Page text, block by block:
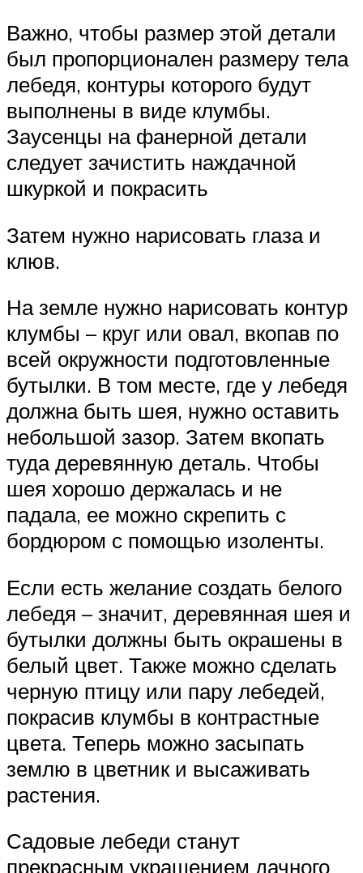
Важно, чтобы размер этой детали
был пропорционален размеру тела
лебедя, контуры которого будут
выполнены в виде клумбы.
Заусенцы на фанерной детали
следует зачистить наждачной
шкуркой и покрасить
Затем нужно нарисовать глаза и
клюв.
На земле нужно нарисовать контур
клумбы – круг или овал, вкопав по
всей окружности подготовленные
бутылки. В том месте, где у лебедя
должна быть шея, нужно оставить
небольшой зазор. Затем вкопать
туда деревянную деталь. Чтобы
шея хорошо держалась и не
падала, ее можно скрепить с
бордюром с помощью изоленты.
Если есть желание создать белого
лебедя – значит, деревянная шея и
бутылки должны быть окрашены в
белый цвет. Также можно сделать
черную птицу или пару лебедей,
покрасив клумбы в контрастные
цвета. Теперь можно засыпать
землю в цветник и высаживать
растения.
Садовые лебеди станут
прекрасным украшением дачного